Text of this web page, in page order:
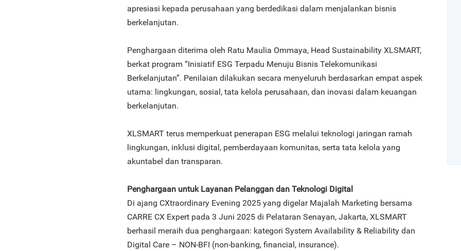
apresiasi kepada perusahaan yang berdedikasi dalam menjalankan bisnis
berkelanjutan.
Penghargaan diterima oleh Ratu Maulia Ommaya, Head Sustainability XLSMART,
berkat program “Inisiatif ESG Terpadu Menuju Bisnis Telekomunikasi
Berkelanjutan”. Penilaian dilakukan secara menyeluruh berdasarkan empat aspek
utama: lingkungan, sosial, tata kelola perusahaan, dan inovasi dalam keuangan
berkelanjutan.
XLSMART terus memperkuat penerapan ESG melalui teknologi jaringan ramah
lingkungan, inklusi digital, pemberdayaan komunitas, serta tata kelola yang
akuntabel dan transparan.
Penghargaan untuk Layanan Pelanggan dan Teknologi Digital
Di ajang CXtraordinary Evening 2025 yang digelar Majalah Marketing bersama
CARRE CX Expert pada 3 Juni 2025 di Pelataran Senayan, Jakarta, XLSMART
berhasil meraih dua penghargaan: kategori System Availability & Reliability dan
Digital Care – NON-BFI (non-banking, financial, insurance).